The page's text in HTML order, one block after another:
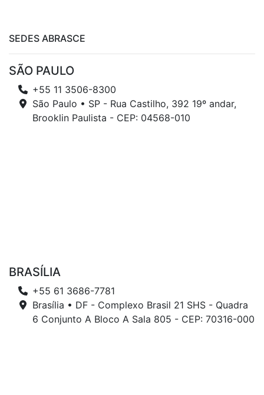
SEDES ABRASCE
SÃO PAULO
+55 11 3506-8300
São Paulo • SP - Rua Castilho, 392 19º andar,
Brooklin Paulista - CEP: 04568-010
BRASÍLIA
+55 61 3686-7781
Brasília • DF - Complexo Brasil 21 SHS - Quadra
6 Conjunto A Bloco A Sala 805 - CEP: 70316-000